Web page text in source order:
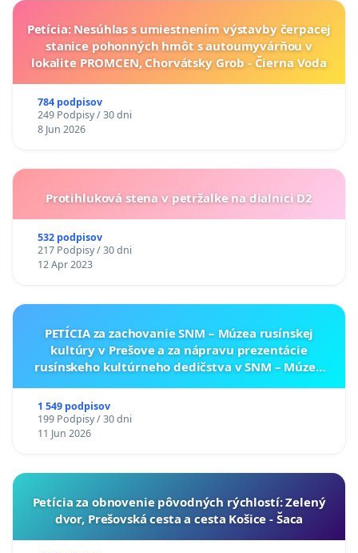
Petícia: Nesúhlas s umiestnením výstavby čerpacej
stanice pohonných hmôt s autoumyvárňou v
lokalite PROMCEN, Chorvátsky Grob - Čierna Voda
784 podpisov
249 Podpisy / 30 dni
8 Jun 2026
Protihluková stena v petržalke na dialnici D2
532 podpisov
217 Podpisy / 30 dni
12 Apr 2023
PETÍCIA za zachovanie SNM – Múzea rusínskej
kultúry v Prešove a za nápravu prezentácie
rusínskeho kultúrneho dedičstva v SNM – Múzeu
1 549 podpisov
199 Podpisy / 30 dni
11 Jun 2026
​Petícia za obnovenie pôvodných rýchlostí: Zelený
dvor, Prešovská cesta a cesta Košice - Šaca